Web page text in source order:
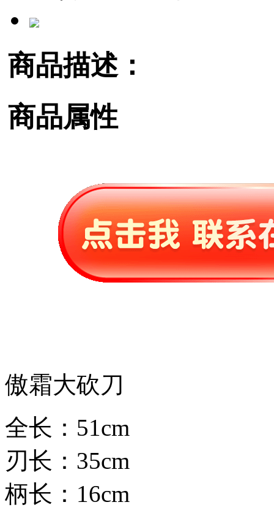
商品描述：
商品属性
傲霜大砍刀
全长：51cm
刃长：35cm
柄长：16cm